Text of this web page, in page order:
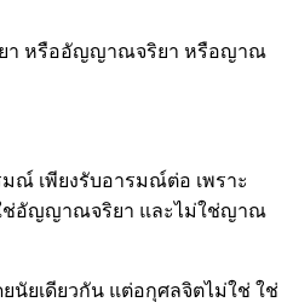
หรืออัญญาณจริยา หรือญาณ
ณ์ เพียงรับอารมณ์ต่อ เพราะ
ช่อัญญาณจริยา และไม่ใช่ญาณ
ยเดียวกัน แต่อกุศลจิตไม่ใช่ ใช่